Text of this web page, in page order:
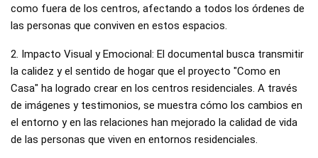
como fuera de los centros, afectando a todos los órdenes de
las personas que conviven en estos espacios.
2. Impacto Visual y Emocional: El documental busca transmitir
la calidez y el sentido de hogar que el proyecto "Como en
Casa" ha logrado crear en los centros residenciales. A través
de imágenes y testimonios, se muestra cómo los cambios en
el entorno y en las relaciones han mejorado la calidad de vida
de las personas que viven en entornos residenciales.